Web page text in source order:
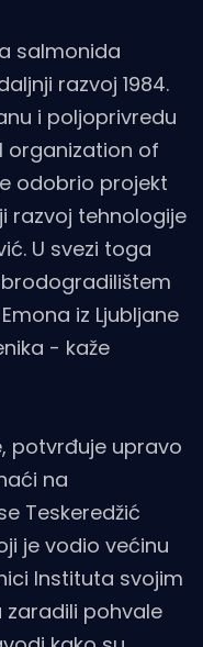
salmonida
razvoj 1984.
i poljoprivredu
organization of
odobrio projekt
razvoj tehnologije
U svezi toga
iz Ljubljane
- kaže
potvrđuje upravo
na
Teskeredžić
je vodio većinu
Instituta svojim
pohvale